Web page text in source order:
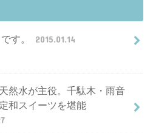
す。 2015.01.14
然水が主役。千駄木・雨音
和スイーツを堪能